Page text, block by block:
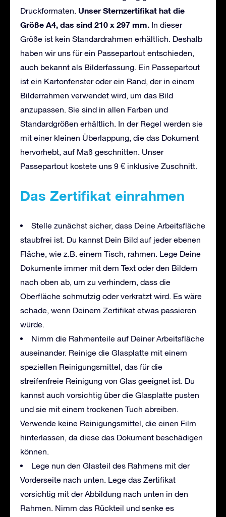
Druckformaten. Unser Sternzertifikat hat die
Größe A4, das sind 210 x 297 mm. In dieser
Größe ist kein Standardrahmen erhältlich. Deshalb
haben wir uns für ein Passepartout entschieden,
auch bekannt als Bilderfassung. Ein Passepartout
ist ein Kartonfenster oder ein Rand, der in einem
Bilderrahmen verwendet wird, um das Bild
anzupassen. Sie sind in allen Farben und
Standardgrößen erhältlich. In der Regel werden sie
mit einer kleinen Überlappung, die das Dokument
hervorhebt, auf Maß geschnitten. Unser
Passepartout kostete uns 9 € inklusive Zuschnitt.
Das Zertifikat einrahmen
Stelle zunächst sicher, dass Deine Arbeitsfläche
staubfrei ist. Du kannst Dein Bild auf jeder ebenen
Fläche, wie z.B. einem Tisch, rahmen. Lege Deine
Dokumente immer mit dem Text oder den Bildern
nach oben ab, um zu verhindern, dass die
Oberfläche schmutzig oder verkratzt wird. Es wäre
schade, wenn Deinem Zertifikat etwas passieren
würde.
Nimm die Rahmenteile auf Deiner Arbeitsfläche
auseinander. Reinige die Glasplatte mit einem
speziellen Reinigungsmittel, das für die
streifenfreie Reinigung von Glas geeignet ist. Du
kannst auch vorsichtig über die Glasplatte pusten
und sie mit einem trockenen Tuch abreiben.
Verwende keine Reinigungsmittel, die einen Film
hinterlassen, da diese das Dokument beschädigen
können.
Lege nun den Glasteil des Rahmens mit der
Vorderseite nach unten. Lege das Zertifikat
vorsichtig mit der Abbildung nach unten in den
Rahmen. Nimm das Rückteil und senke es